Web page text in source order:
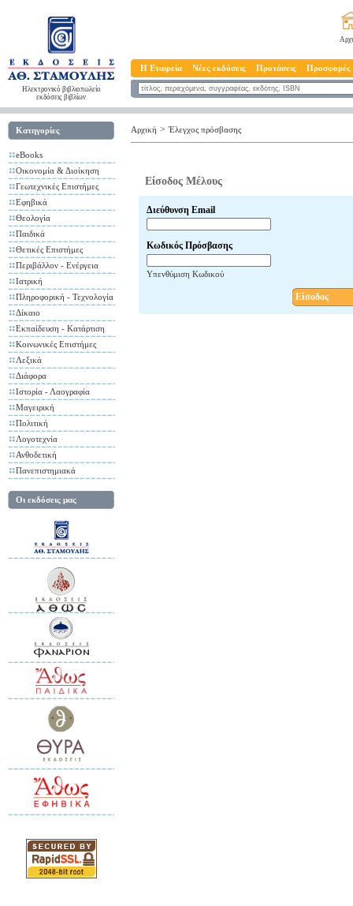
Ηλεκτρονικό βιβλιοπωλείο
εκδόσεις βιβλίων
Η Εταιρεία Νέες εκδόσεις Προτάσεις Προσφορές
Κατηγορίες
eBooks
Οικονομία & Διοίκηση
Γεωτεχνικές Επιστήμες
Εφηβικά
Θεολογία
Παιδικά
Θετικές Επιστήμες
Περιβάλλον - Ενέργεια
Ιατρική
Πληροφορική - Τεχνολογία
Δίκαιο
Εκπαίδευση - Κατάρτιση
Κοινωνικές Επιστήμες
Λεξικά
Διάφορα
Ιστορία - Λαογραφία
Μαγειρική
Πολιτική
Λογοτεχνία
Ανθοδετική
Πανεπιστημιακά
Οι εκδόσεις μας
Αρχική > Έλεγχος πρόσβασης
Είσοδος Μέλους
Διεύθυνση Email
Κωδικός Πρόσβασης
Υπενθύμιση Κωδικού
Είσοδος